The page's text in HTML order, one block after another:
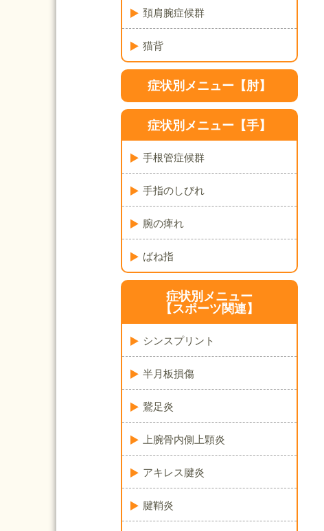
頚肩腕症候群
猫背
症状別メニュー【肘】
症状別メニュー【手】
手根管症候群
手指のしびれ
腕の痺れ
ばね指
症状別メニュー
【スポーツ関連】
シンスプリント
半月板損傷
鵞足炎
上腕骨内側上顆炎
アキレス腱炎
腱鞘炎